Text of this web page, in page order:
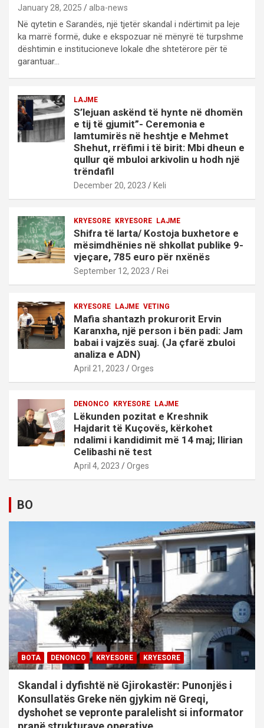
January 28, 2025 alba-news
Në qytetin e Sarandës, një tjetër skandal i ndërtimit pa leje
ka marrë formë, duke e ekspozuar në mënyrë të turpshme
dështimin e institucioneve lokale dhe shtetërore për të
garantuar…
LAJME
S’lejuan askënd të hynte në dhomën
e tij të gjumit”- Ceremonia e
lamtumirës në heshtje e Mehmet
Shehut, rrëfimi i të birit: Mbi dheun e
qullur që mbuloi arkivolin u hodh një
trëndafil
December 20, 2023 Keli
KRYESORE KRYESORE LAJME
Shifra të larta/ Kostoja buxhetore e
mësimdhënies në shkollat publike 9-
vjeçare, 785 euro për nxënës
September 12, 2023 Rei
KRYESORE LAJME VETING
Mafia shantazh prokurorit Ervin
Karanxha, një person i bën padi: Jam
babai i vajzës suaj. (Ja çfarë zbuloi
analiza e ADN)
April 21, 2023 Orges
DENONCO KRYESORE LAJME
Lëkunden pozitat e Kreshnik
Hajdarit të Kuçovës, kërkohet
ndalimi i kandidimit më 14 maj; Ilirian
Celibashi në test
April 4, 2023 Orges
BO
BOTA DENONCO KRYESORE KRYESORE
Skandal i dyfishtë në Gjirokastër: Punonjës i
Konsullatës Greke nën gjykim në Greqi,
dyshohet se vepronte paralelisht si informator